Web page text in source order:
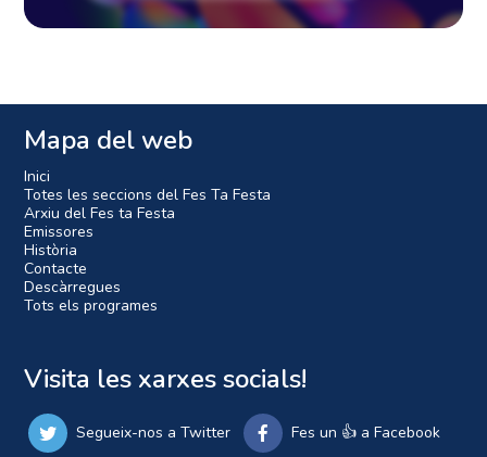
Mapa del web
Inici
Totes les seccions del Fes Ta Festa
Arxiu del Fes ta Festa
Emissores
Història
Contacte
Descàrregues
Tots els programes
Visita les xarxes socials!
Segueix-nos a Twitter Fes un 👍 a Facebook